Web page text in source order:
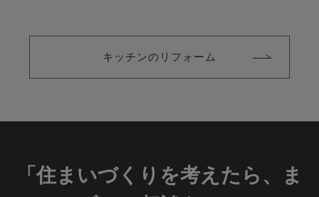
キッチンのリフォーム
「住まいづくりを考えたら、ま